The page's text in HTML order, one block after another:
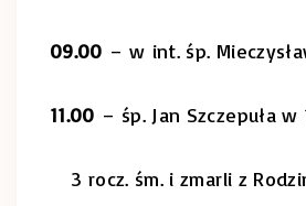
09.00 – w int. śp.
11.00 – śp. Jan Szczepuła
3 rocz. śm. i zmarli z